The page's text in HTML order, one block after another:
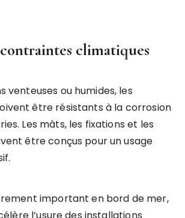
climatiques
venteuses ou humides, les
être résistants à la corrosion
Les mâts, les fixations et les
être conçus pour un usage
important en bord de mer,